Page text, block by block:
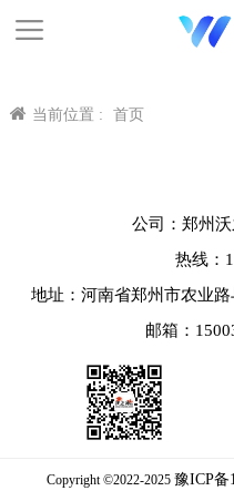
当前位置 : 首页
公司：郑州
热线：
地址：河南省郑州市农业
邮箱：
Copyright ©2022-2025 豫ICP备